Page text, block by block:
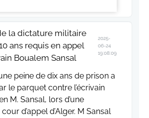
la dictature militaire
ans requis en appel
Boualem Sansal
2025-
06-24
19:08:09
peine de dix ans de prison a
le parquet contre l’écrivain
M. Sansal, lors d’une
d’appel d’Alger. M Sansal